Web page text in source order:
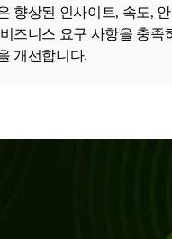
향상된 인사이트, 속도,
즈니스 요구 사항을 충족
개선합니다.